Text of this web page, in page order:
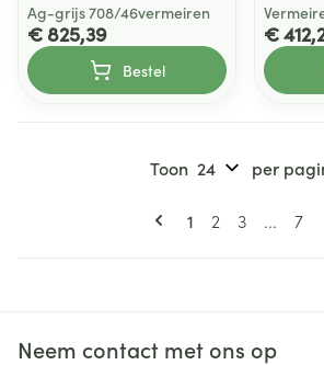
Ag-grijs 708/46vermeiren
€ 825,39
Bestel
€
Pagina's
U lees
1 Pagina
2 Pagina
3 ... 7
Toon per
Neem contact met ons op